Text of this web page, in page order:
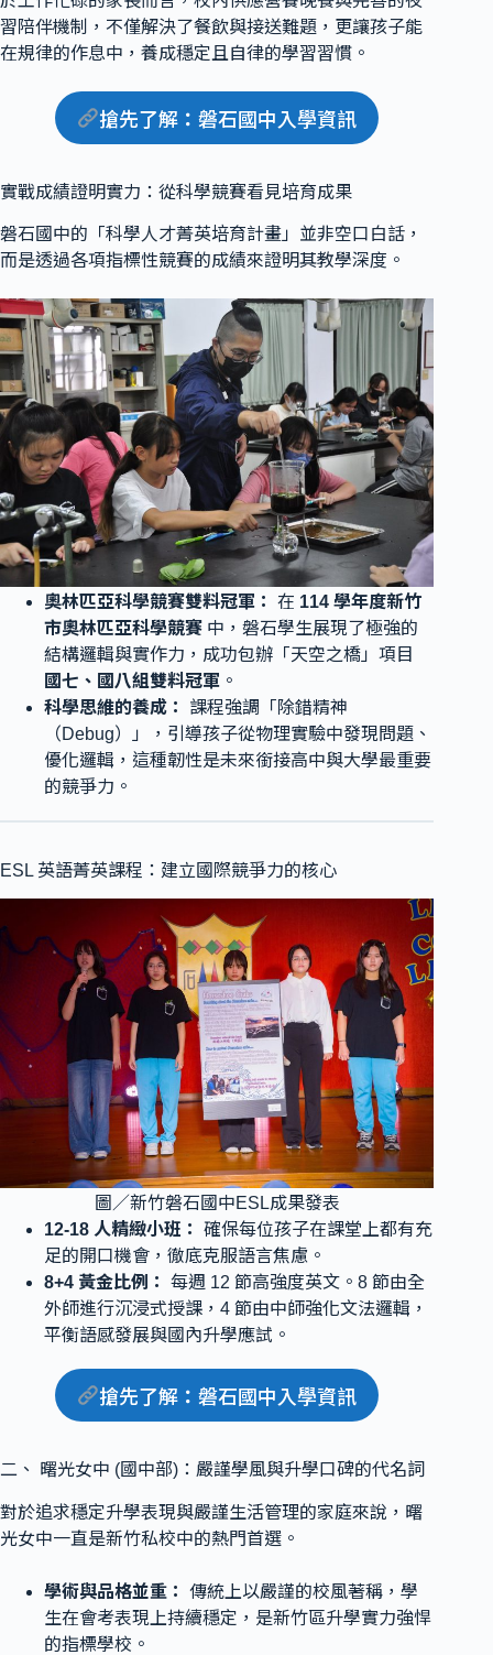
習陪伴機制，不僅解決了餐飲與接送難題，更讓孩子能
在規律的作息中，養成穩定且自律的學習習慣。
搶先了解 ：磐石國中入學資訊
實戰成績證明實力：從科學競賽看見培育成果
磐石國中的「科學人才菁英培育計畫」並非空口白話，
而是透過各項指標性競賽的成績來證明其教學深度。
奧林匹亞科學競賽雙料冠軍： 在 114 學年度新竹
市奧林匹亞科學競賽 中，磐石學生展現了極強的
結構邏輯與實作力，成功包辦「天空之橋」項目
國七、國八組雙料冠軍 。
科學思維的養成：
課程強調「除錯精神
（Debug）」，引導孩子從物理實驗中發現問題、
優化邏輯，這種韌性是未來銜接高中與大學最重要
的競爭力。
ESL 英語菁英課程：建立國際競爭力的核心
圖／新竹磐石國中ESL成果發表
12-18 人精緻小班：
確保每位孩子在課堂上都有充
足的開口機會，徹底克服語言焦慮。
8+4 黃金比例：
每週 12 節高強度英文。8 節由全
外師進行沉浸式授課，4 節由中師強化文法邏輯，
平衡語感發展與國內升學應試。
搶先了解 ：磐石國中入學資訊
二、 曙光女中 (國中部)：嚴謹學風與升學口碑的代名詞
對於追求穩定升學表現與嚴謹生活管理的家庭來說，曙
光女中一直是新竹私校中的熱門首選。
學術與品格並重：
傳統上以嚴謹的校風著稱，學
生在會考表現上持續穩定，是新竹區升學實力強悍
的指標學校。